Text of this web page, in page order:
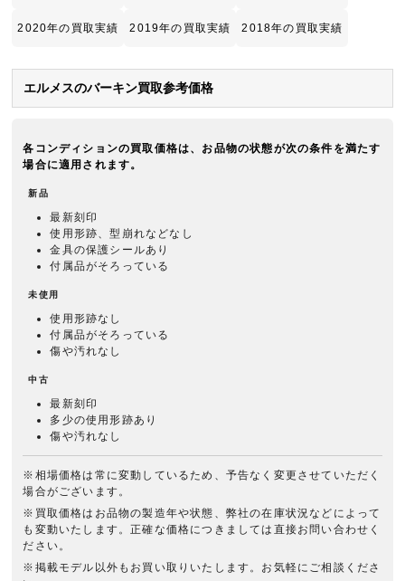
2020年の買取実績 2019年の買取実績 2018年の買取実績
エルメスのバーキン買取参考価格
各コンディションの買取価格は、お品物の状態が次の条件を満たす
場合に適用されます。
新品
最新刻印
使用形跡、型崩れなどなし
金具の保護シールあり
付属品がそろっている
未使用
使用形跡なし
付属品がそろっている
傷や汚れなし
中古
最新刻印
多少の使用形跡あり
傷や汚れなし
※相場価格は常に変動しているため、予告なく変更させていただく
場合がございます。
※買取価格はお品物の製造年や状態、弊社の在庫状況などによって
も変動いたします。正確な価格につきましては直接お問い合わせく
ださい。
※掲載モデル以外もお買い取りいたします。お気軽にご相談くださ